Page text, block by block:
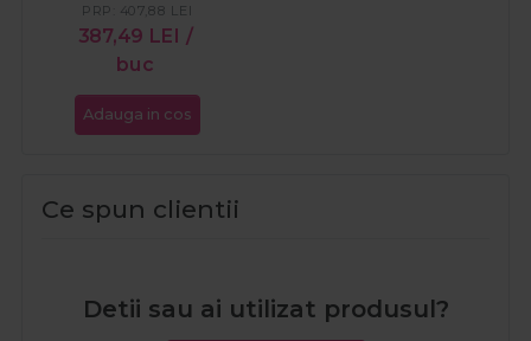
387,49 LEI /
buc
PRP: 407,88 LEI
Adauga in cos
Ce spun clientii
Detii sau ai utilizat produsul?